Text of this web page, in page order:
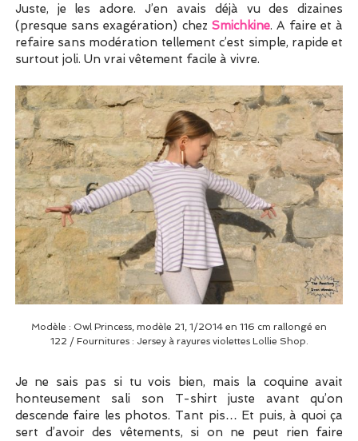
Juste, je les adore. J’en avais déjà vu des dizaines
(presque sans exagération) chez Smichkine. A faire et à
refaire sans modération tellement c’est simple, rapide et
surtout joli. Un vrai vêtement facile à vivre.
Modèle : Owl Princess, modèle 21, 1/2014 en 116 cm rallongé en
122 / Fournitures : Jersey à rayures violettes Lollie Shop.
Je ne sais pas si tu vois bien, mais la coquine avait
honteusement sali son T-shirt juste avant qu’on
descende faire les photos. Tant pis… Et puis, à quoi ça
sert d’avoir des vêtements, si on ne peut rien faire